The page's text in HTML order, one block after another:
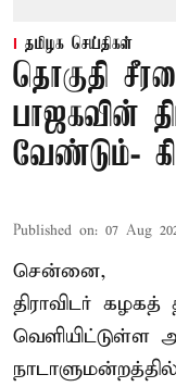
தமிழக செய்திகள்
தொகுதி
பாஜகவின்
வேண்டும்-
Published on: 07 Aug
சென்னை,
திராவிடர்
வெளியிட்டுள்ள